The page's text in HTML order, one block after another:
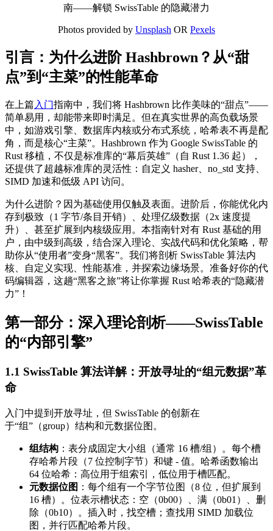
Photos provided by Unsplash OR Pexels
引言：为什么进阶 Hashbrown？从“甜
点”到“主菜”的性能革命
在上篇 入门指南中，我们将 Hashbrown 比作美味的“甜点”——
简单易用，却能带来即时满足。但在真实世界的高负载场景
中，如游戏引擎、数据库内核或分布式系统，哈希表不再是配
角，而是核心“主菜”。Hashbrown 作为 Google SwissTable 的
Rust 移植，不仅是标准库的“幕后英雄”（自 Rust 1.36 起），
还提供了超越标准库的灵活性：自定义 hasher、no_std 支持、
SIMD 加速和低级 API 访问。
为什么进阶？因为基础使用仅触及表面。进阶后，你能优化内
存到极致（1 字节/条目开销）、处理亿级数据（2x 速度提
升）、甚至扩展到内核级应用。本指南针对有 Rust 基础的用
户，由中级到高级，结合深入理论、实战代码和优化策略，帮
助你从“使用者”变身“黑客”。我们将剖析 SwissTable 算法内
核、自定义实现、性能基准，并探索边缘场景。准备好你的代
码编辑器，这趟“黑客之旅”将让你掌握 Rust 哈希表的“隐藏潜
力”！
第一部分：深入理论剖析——SwissTable
的“内部引擎”
1.1 SwissTable 算法详解：开放寻址的“组元数据”革
命
入门中提到开放寻址，但 SwissTable 的创新在
于“组”（group）结构和元数据位图。
组结构 ：表分成固定大小组（通常 16 槽/组）。每个槽
存哈希片段（7 位控制字节）和键 - 值。哈希函数输出
64 位哈希：高位用于组索引，低位用于槽匹配。
元数据位图 ：每个组有一个字节位图（8 位，但扩展到
16 槽）。位表示槽状态：空（0b00）、满（0b01）、删
除（0b10）。插入时，找空槽；查找用 SIMD 加载位
图，并行匹配哈希片段。